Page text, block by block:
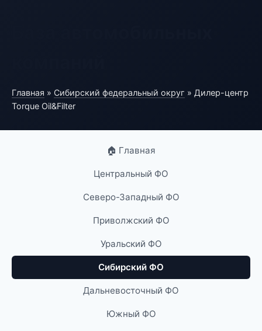
Главная » Сибирский федеральный округ » Дилер-центр
Torque Oil&Filter
🏠 Главная
Центральный ФО
Северо-Западный ФО
Приволжский ФО
Уральский ФО
Сибирский ФО
Дальневосточный ФО
Южный ФО